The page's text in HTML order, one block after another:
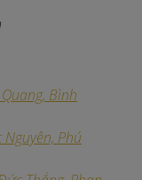
Bình
Phú